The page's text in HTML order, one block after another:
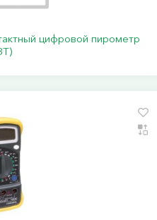
цифровой пирометр